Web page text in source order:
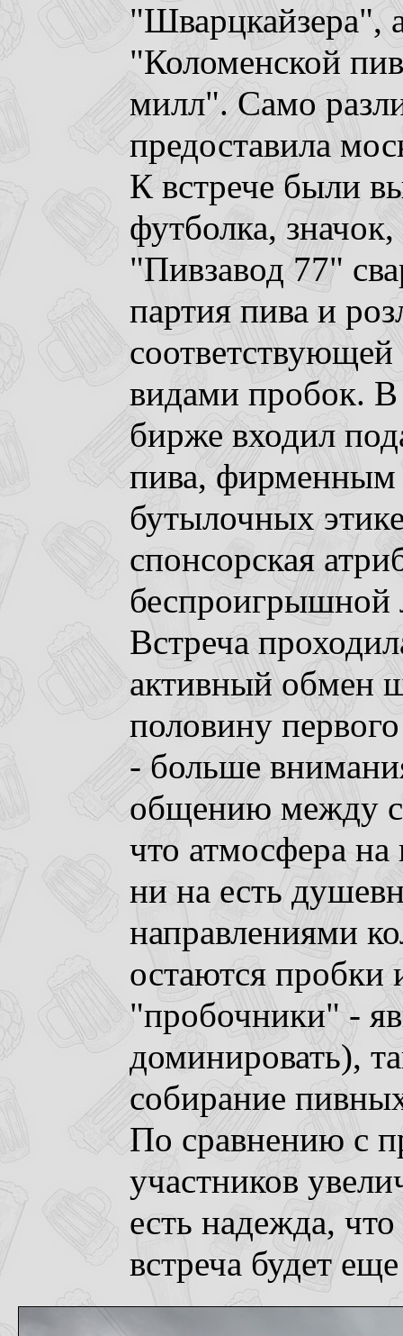
"Шварцкайзера",
"Коломенской
милл". Само
предоставила
К встрече были
футболка,
"Пивзавод 77"
партия пива и
видами пробок. В
бирже входил
пива, фирменным
бутылочных
спонсорская
беспроигрышной
Встреча
активный обмен
половину
- больше
общению между
что атмосфера на
ни на есть
направлениями
остаются пробки
"пробочники" -
доминировать),
собирание
По сравнению с
участников
есть надежда,
встреча будет